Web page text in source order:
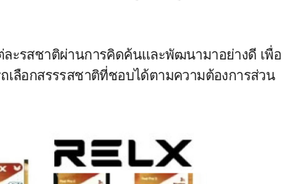
ละรสชาติผ่านการคิดค้นและพัฒนามาอย่างดี เพื่อ
เลือกสรรรสชาติที่ชอบได้ตามความต้องการส่วน